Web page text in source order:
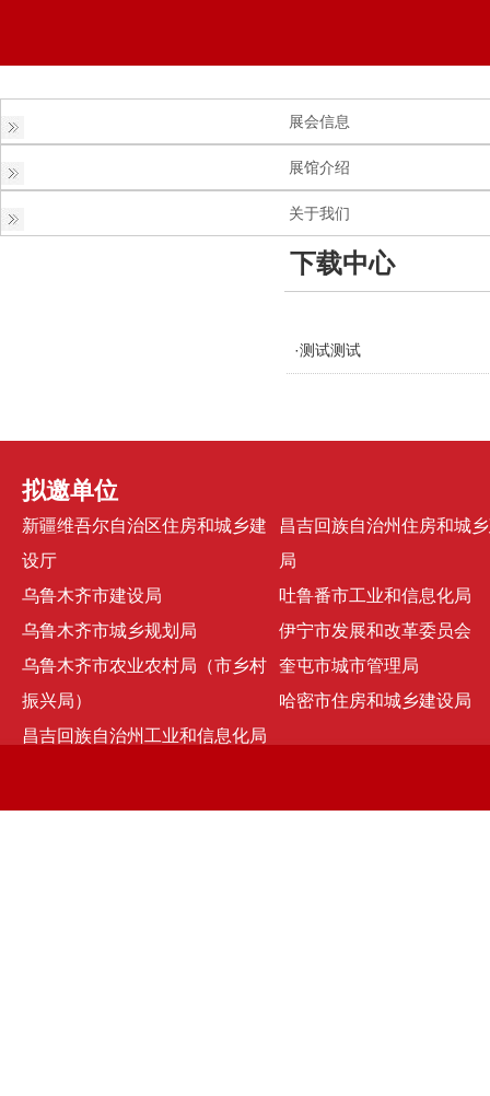
展会信息
展馆介绍
关于我们
下载中心
·测试测试
拟邀单位
新疆维吾尔自治区住房和城乡建
设厅
乌鲁木齐市建设局
乌鲁木齐市城乡规划局
乌鲁木齐市农业农村局（市乡村
振兴局）
昌吉回族自治州工业和信息化局
昌吉回族自治州住房和城
局
吐鲁番市工业和信息化局
伊宁市发展和改革委员会
奎屯市城市管理局
哈密市住房和城乡建设局